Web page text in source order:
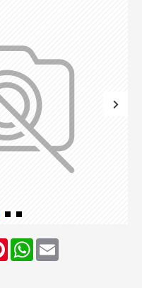
PinterestWhatsApp
Email